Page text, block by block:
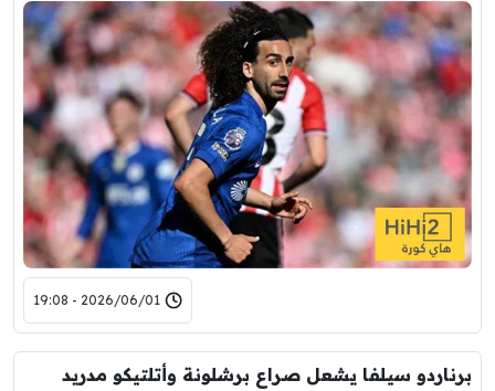
2026/06/01 - 19:08
برناردو سيلفا يشعل صراع برشلونة وأتلتيكو مدريد